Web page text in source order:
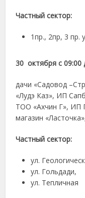
Частный сектор:
1пр., 2пр, 3 пр.
30 октября с 09:00
дачи «Садовод
«Лудэ Каз», ИП
ТОО «Ахчин Г», ИП
магазин
Частный сектор:
ул.
ул. Гольдади,
ул. Тепличная